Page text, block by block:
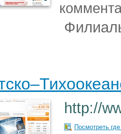
http://
Посмотреть